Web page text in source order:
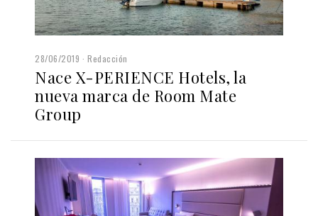
28/06/2019 Redacción
Nace X-PERIENCE Hotels, la
nueva marca de Room Mate
Group